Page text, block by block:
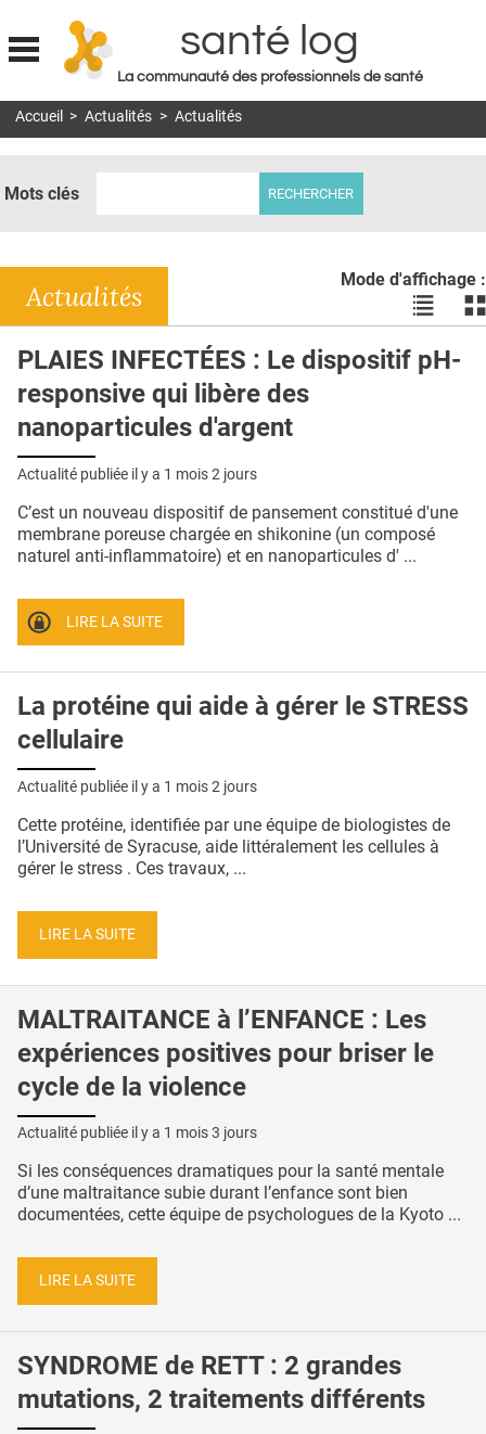
Jump to navigation
santé log
La communauté des professionnels de santé
MON COMPTE
DOSSIERS
RÉSEAUX
E-REVUE SAD
THÉMA
L'APP
PUBLICITÉ
CONTACT
Accueil > Actualités > Actualités
Mots clés
Mode d'affichage :
Voir
les
en
les
Actualités
PLAIES INFECTÉES : Le dispositif pH-
responsive qui libère des
nanoparticules d'argent
Actualité publiée il y a 1 mois 2 jours
C’est un nouveau dispositif de pansement constitué d'une
membrane poreuse chargée en shikonine (un composé
naturel anti-inflammatoire) et en nanoparticules d' ...
LIRE LA SUITE
La protéine qui aide à gérer le STRESS
cellulaire
Actualité publiée il y a 1 mois 2 jours
Cette protéine, identifiée par une équipe de biologistes de
l’Université de Syracuse, aide littéralement les cellules à
gérer le stress . Ces travaux, ...
LIRE LA SUITE
MALTRAITANCE à l’ENFANCE : Les
expériences positives pour briser le
cycle de la violence
Actualité publiée il y a 1 mois 3 jours
Si les conséquences dramatiques pour la santé mentale
d’une maltraitance subie durant l’enfance sont bien
documentées, cette équipe de psychologues de la Kyoto ...
LIRE LA SUITE
SYNDROME de RETT : 2 grandes
mutations, 2 traitements différents